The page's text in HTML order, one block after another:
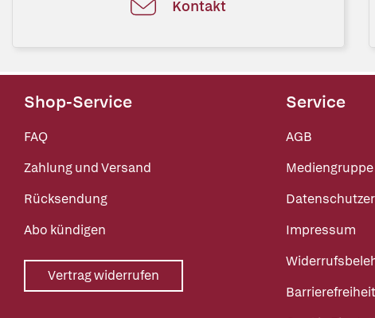
Kontakt
Shop-Service
FAQ
Zahlung und Versand
Rücksendung
Abo kündigen
Vertrag widerrufen
Service
AGB
Mediengruppe
Impressum